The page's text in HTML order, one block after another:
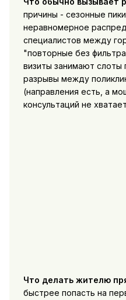
причины - сезонные
неравномерное
специалистов между
"повторные без
визиты занимают слоты
разрывы между
(направления есть, а
консультаций не
Что делать жителю
быстрее попасть на